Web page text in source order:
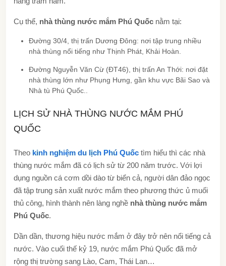
Cụ thể, nhà thùng nước mắm Phú Quốc nằm tại:
Đường 30/4, thị trấn Dương Đông: nơi tập trung nhiều
nhà thùng nổi tiếng như Thịnh Phát, Khải Hoàn.
Đường Nguyễn Văn Cừ (ĐT46), thị trấn An Thới: nơi đặt
nhà thùng lớn như Phụng Hưng, gần khu vực Bãi Sao và
Nhà tù Phú Quốc.
LỊCH SỬ NHÀ THÙNG NƯỚC MẮM PHÚ
QUỐC
Theo kinh nghiệm du lịch Phú Quốc tìm hiểu thì các nhà
thùng nước mắm đã có lịch sử từ 200 năm trước. Với lợi
dụng nguồn cá cơm dồi dào từ biển cả, người dân đảo ngọc
đã tập trung sản xuất nước mắm theo phương thức ủ muối
thủ công, hình thành nên làng nghề nhà thùng nước mắm
Phú Quốc.
Dần dần, thương hiệu nước mắm ở đây trở nên nổi tiếng cả
nước. Vào cuối thế kỷ 19, nước mắm Phú Quốc đã mở
rộng thị trường sang Lào, Cam, Thái Lan…